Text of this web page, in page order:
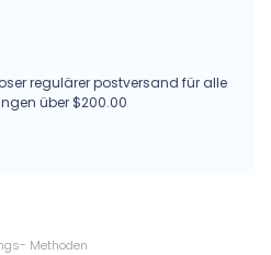
regulärer postversand für alle
über $200.00
Methoden